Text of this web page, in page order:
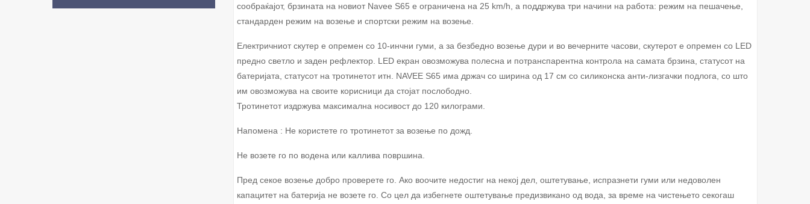
сообраќајот, брзината на новиот Navee S65 е ограничена на 25 km/h, а поддржува три начини на работа: режим на пешачење,
стандарден режим на возење и спортски режим на возење.
Електричниот скутер е опремен со 10-инчни гуми, а за безбедно возење дури и во вечерните часови, скутерот е опремен со LED
предно светло и заден рефлектор. LED екран овозможува полесна и потранспарентна контрола на самата брзина, статусот на
батеријата, статусот на тротинетот итн. NAVEE S65 има држач со ширина од 17 см со силиконска анти-лизгачки подлога, со што
им овозможува на своите корисници да стојат послободно.
Тротинетот издржува максимална носивост до 120 килограми.
Напомена : Не користете го тротинетот за возење по дожд.
Не возете го по водена или каллива површина.
Пред секое возење добро проверете го. Ако воочите недостиг на некој дел, оштетување, испразнети гуми или недоволен
капацитет на батерија не возете го. Со цел да избегнете оштетување предизвикано од вода, за време на чистењето секогаш